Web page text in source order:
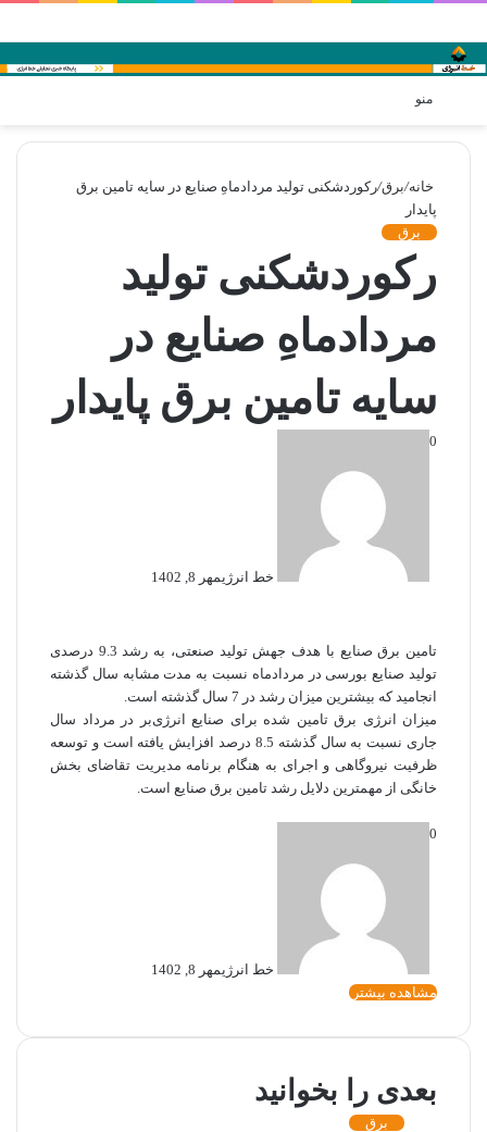
منو
خانه/برق/رکوردشکنی تولید مردادماهِ صنایع‌ در سایه تامین برق
پایدار
برق
رکوردشکنی تولید
مردادماهِ صنایع‌ در
سایه تامین برق پایدار
خط انرژیمهر 8, 1402
0
تامین برق صنایع با هدف جهش تولید صنعتی، به رشد 9.3 درصدی
تولید صنایع بورسی در مرداد‌ماه نسبت به مدت مشابه سال گذشته
انجامید که بیشترین میزان رشد در 7 سال گذشته است.
میزان انرژی برق تامین شده برای صنایع انرژی‌بر در مرداد سال
جاری نسبت به سال گذشته 8.5 درصد افزایش یافته است و توسعه
ظرفیت نیروگاهی و اجرای به هنگام برنامه مدیریت تقاضای بخش
خانگی از مهمترین دلایل رشد تامین برق صنایع است.
خط انرژیمهر 8, 1402
0
مشاهده بیشتر
بعدی را بخوانید
برق